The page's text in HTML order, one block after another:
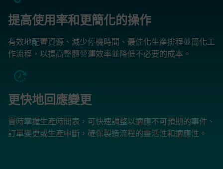
提高使用率和更簡化的操作
有效地配置資源、減少停機時間、最佳化生產排程並簡化工
作流程，以提高整體營運效率並降低不必要的成本。
更快地回應變更
實時掌握生產時間表，可快速調整以適應不可預期的事件、
訂單變更或生產中斷，確保製造流程的靈活性和適應性。